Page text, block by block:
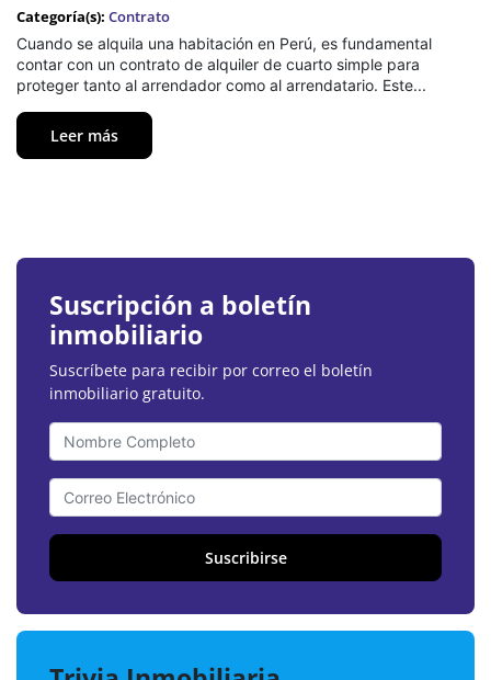
Categoría(s): Contrato
Cuando se alquila una habitación en Perú, es fundamental
contar con un contrato de alquiler de cuarto simple para
proteger tanto al arrendador como al arrendatario. Este...
Leer más
Suscripción a boletín
inmobiliario
Suscríbete para recibir por correo el boletín
inmobiliario gratuito.
Suscribirse